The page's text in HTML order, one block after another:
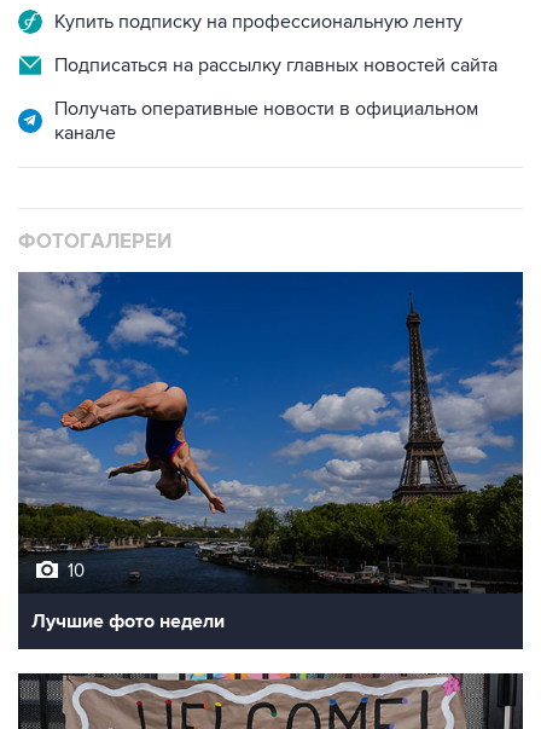
Купить подписку на профессиональную ленту
Подписаться на рассылку главных новостей сайта
Получать оперативные новости в официальном
канале
ФОТОГАЛЕРЕИ
10
Лучшие фото недели